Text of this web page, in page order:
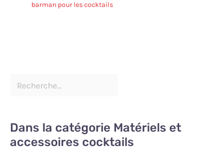
barman pour les cocktails
Dans la catégorie Matériels et
accessoires cocktails